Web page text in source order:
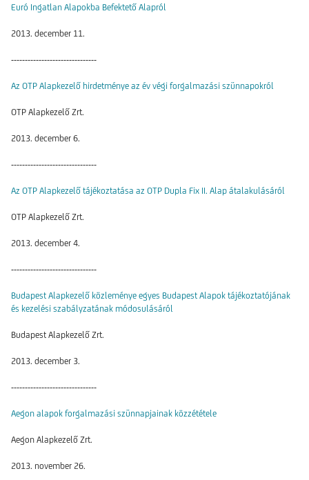
Euró Ingatlan Alapokba Befektető Alapról
2013. december 11.
-------------------------------
Az OTP Alapkezelő hirdetménye az év végi forgalmazási szünnapokról
OTP Alapkezelő Zrt.
2013. december 6.
-------------------------------
Az OTP Alapkezelő tájékoztatása az OTP Dupla Fix II. Alap átalakulásáról
OTP Alapkezelő Zrt.
2013. december 4.
-------------------------------
Budapest Alapkezelő közleménye egyes Budapest Alapok tájékoztatójának
és kezelési szabályzatának módosulásáról
Budapest Alapkezelő Zrt.
2013. december 3.
-------------------------------
Aegon alapok forgalmazási szünnapjainak közzététele
Aegon Alapkezelő Zrt.
2013. november 26.